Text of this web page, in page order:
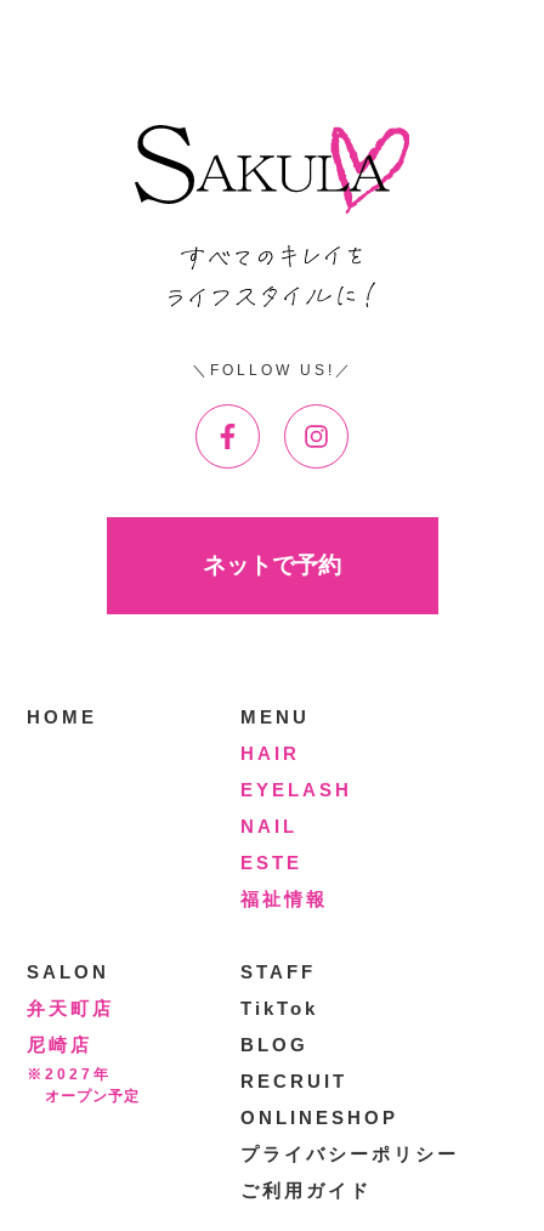
FOLLOW US!
ネットで予約
HOME
MENU
HAIR
EYELASH
NAIL
ESTE
福祉情報
SALON
弁天町店
尼崎店
※2027年
オープン予定
STAFF
TikTok
BLOG
RECRUIT
ONLINESHOP
プライバシーポリシー
ご利用ガイド